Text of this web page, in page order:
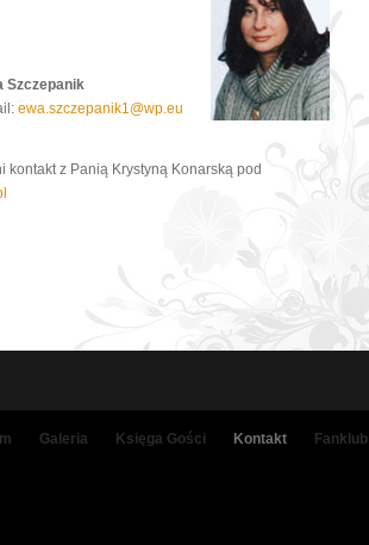
Szczepanik
ewa.szczepanik1@wp.eu
z Panią Krystyną Konarską pod
Galeria Księga Gości Kontakt Fanklub